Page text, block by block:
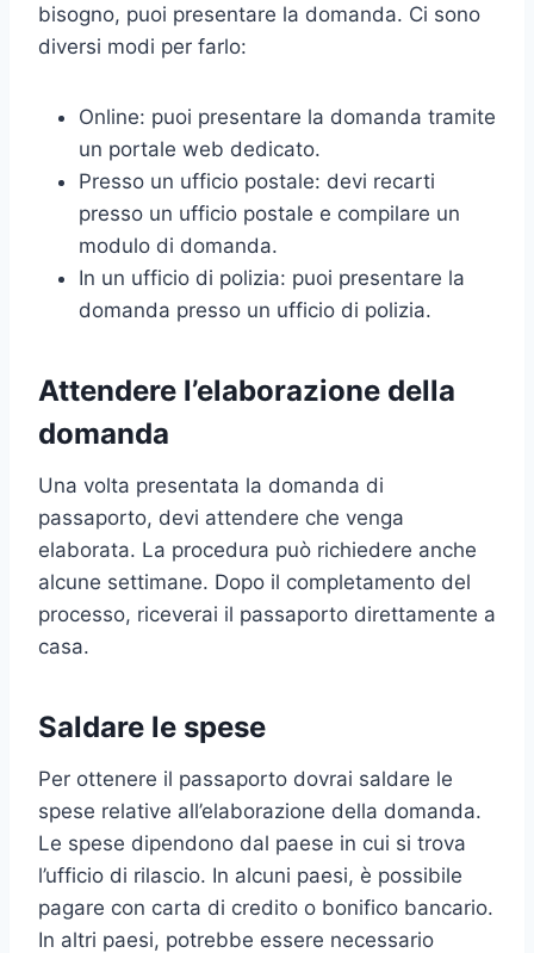
bisogno, puoi presentare la domanda. Ci sono
diversi modi per farlo:
Online: puoi presentare la domanda tramite
un portale web dedicato.
Presso un ufficio postale: devi recarti
presso un ufficio postale e compilare un
modulo di domanda.
In un ufficio di polizia: puoi presentare la
domanda presso un ufficio di polizia.
Attendere l’elaborazione della
domanda
Una volta presentata la domanda di
passaporto, devi attendere che venga
elaborata. La procedura può richiedere anche
alcune settimane. Dopo il completamento del
processo, riceverai il passaporto direttamente a
casa.
Saldare le spese
Per ottenere il passaporto dovrai saldare le
spese relative all’elaborazione della domanda.
Le spese dipendono dal paese in cui si trova
l’ufficio di rilascio. In alcuni paesi, è possibile
pagare con carta di credito o bonifico bancario.
In altri paesi, potrebbe essere necessario